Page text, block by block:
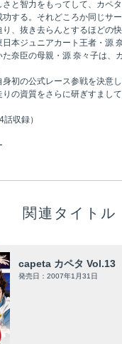
さと智力をもってして、カペ
功する。それどころか同じサ
、抜き去らんとするほどの
本ジュニアカート王者・源
奈臣の母親・源 奈々子は、
初の公式レース参戦を決意
の資質をさらに研ぎすまして
収録）
関連タイトル
capeta カペタ Vol.13
発売日：2007年1月31日